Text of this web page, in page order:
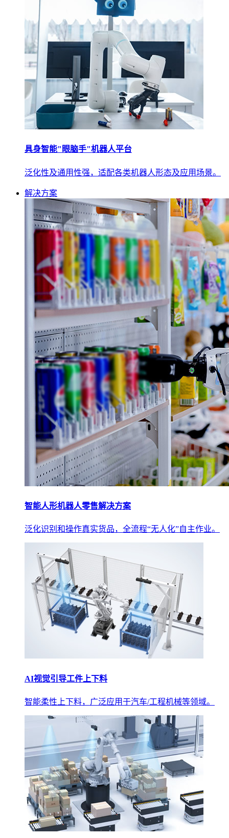
具身智能"眼脑手"机器人平台
泛化性及通用性强，适配各类机器人形态及应用场景。
解决方案
智能人形机器人零售解决方案
泛化识别和操作真实货品，全流程“无人化”自主作业。
AI视觉引导工件上下料
智能柔性上下料，广泛应用于汽车/工程机械等领域。